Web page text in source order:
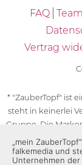
FAQ Team
Vertrag
* "ZauberTopf" ist
steht in keinerlei
Gruppe. Die
des
der Vorwerk-
„mein
falkemedia und
Unternehmen der